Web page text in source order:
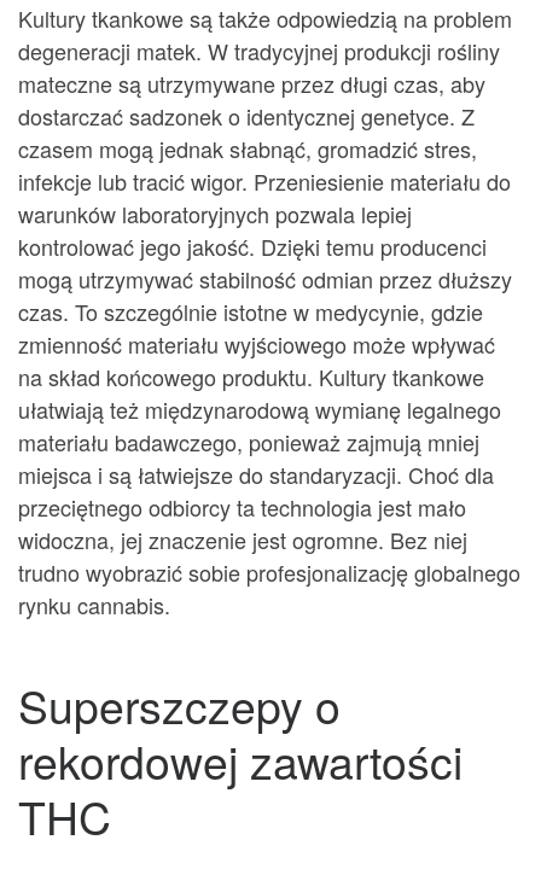
Kultury tkankowe są także odpowiedzią na problem
degeneracji matek. W tradycyjnej produkcji rośliny
mateczne są utrzymywane przez długi czas, aby
dostarczać sadzonek o identycznej genetyce. Z
czasem mogą jednak słabnąć, gromadzić stres,
infekcje lub tracić wigor. Przeniesienie materiału do
warunków laboratoryjnych pozwala lepiej
kontrolować jego jakość. Dzięki temu producenci
mogą utrzymywać stabilność odmian przez dłuższy
czas. To szczególnie istotne w medycynie, gdzie
zmienność materiału wyjściowego może wpływać
na skład końcowego produktu. Kultury tkankowe
ułatwiają też międzynarodową wymianę legalnego
materiału badawczego, ponieważ zajmują mniej
miejsca i są łatwiejsze do standaryzacji. Choć dla
przeciętnego odbiorcy ta technologia jest mało
widoczna, jej znaczenie jest ogromne. Bez niej
trudno wyobrazić sobie profesjonalizację globalnego
rynku cannabis.
Superszczepy o
rekordowej zawartości
THC